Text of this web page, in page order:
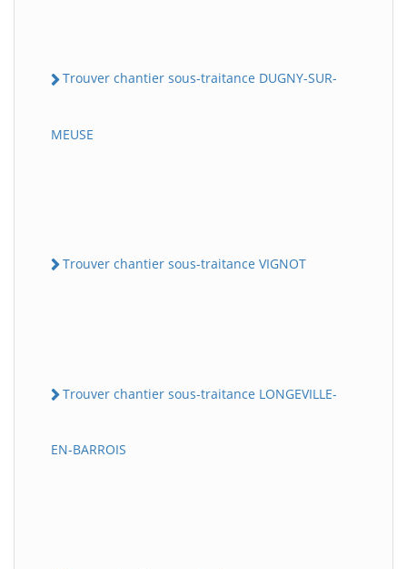
Trouver chantier sous-traitance DUGNY-SUR-
MEUSE
Trouver chantier sous-traitance VIGNOT
Trouver chantier sous-traitance LONGEVILLE-
EN-BARROIS